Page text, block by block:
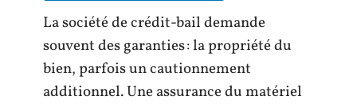
La société de crédit-bail demande
souvent des garanties : la propriété du
bien, parfois un cautionnement
additionnel. Une assurance du matériel